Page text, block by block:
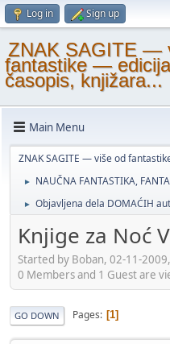
Log in Sign up
ZNAK SAGITE —
fantastike —
časopis, knjižara...
Main Menu
ZNAK SAGITE — više od
► NAUČNA FANTASTIKA,
► Objavljena dela DOMAĆIH
Knjige za Noć
Started by Boban, 02-11-
0 Members and 1 Guest are
GO DOWN Pages 1